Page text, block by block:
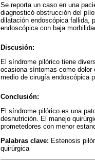
Se reporta un caso en una
diagnosticó obstrucción del
dilatación endoscópica fallida,
endoscópica con baja
Discusión:
El síndrome pilórico tiene
ocasiona síntomas como dolor
medio de cirugía endoscópica
Conclusión:
El síndrome pilórico es una
desnutrición. El manejo
prometedores con menor
Palabras clave: Estenosis
quirúrgica